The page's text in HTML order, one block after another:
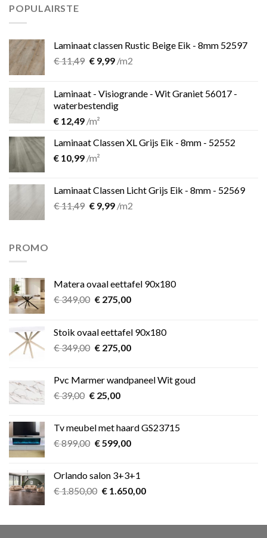
POPULAIRSTE
Laminaat classen Rustic Beige Eik - 8mm 52597
€11,49 Oorspronkelijke
€ 11,49.
€9,99Huidige
€ 9,99.
/m2
Laminaat - Visiogrande - Wit Graniet 56017 -
waterbestendig
€ 12,49 /m²
Laminaat Classen XL Grijs Eik - 8mm - 52552
€ 10,99 /m²
Laminaat Classen Licht Grijs Eik - 8mm - 52569
€11,49 Oorspronkelijke
€9,99Huidige
/m2
PROMO
Matera ovaal eettafel 90x180
€349,00 Oorspronkelijke
€ 349,00.
€275,00Huidige
€ 275,00.
Stoik ovaal eettafel 90x180
€349,00 Oorspronkelijke
€ 349,00.
€275,00Huidige
€ 275,00.
Pvc Marmer wandpaneel Wit goud
€39,00 Oorspronkelijke
€ 39,00.
€25,00Huidige
€ 25,00.
Tv meubel met haard GS23715
€899,00 Oorspronkelijke
€ 899,00.
€599,00Huidige
€ 599,00.
Orlando salon 3+3+1
€1.850,00 Oorspronkelijke
€ 1.850,00.
€1.650,00Huidige
€ 1.650,00.